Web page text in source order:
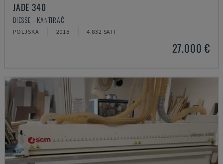
JADE 340
BIESSE - KANTIRAČ
POLJSKA 2018 4.832 SATI
27.000 €